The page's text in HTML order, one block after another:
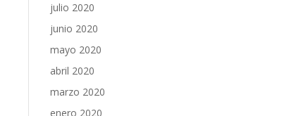
julio 2020
junio 2020
mayo 2020
abril 2020
marzo 2020
enero 2020